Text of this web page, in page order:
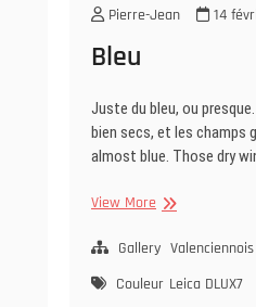
Pierre-Jean 14
Bleu
Juste du bleu, ou presque.
bien secs, et les champs
almost blue. Those dry
View More Bleu
Gallery Valenciennois
Couleur Leica DLUX7